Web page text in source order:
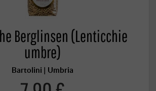
Berglinsen (Lenticchie
umbre)
Bartolini | Umbria